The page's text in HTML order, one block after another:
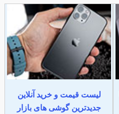
لیست قیمت و خرید آنلاین
جدیدترین گوشی های بازار